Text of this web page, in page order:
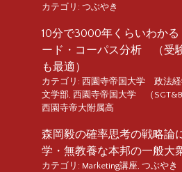
カテゴリ: つぶやき
10分で3000年くらいわか
ード・コーパス分析 （受
も最適）
カテゴリ: 西園寺帝国大学 政法
文学部, 西園寺帝国大学 （
西園寺帝大附属高
森岡毅の確率思考の戦略論
学・無教養な本邦の一般大
カテゴリ: Marketing講座, つぶやき